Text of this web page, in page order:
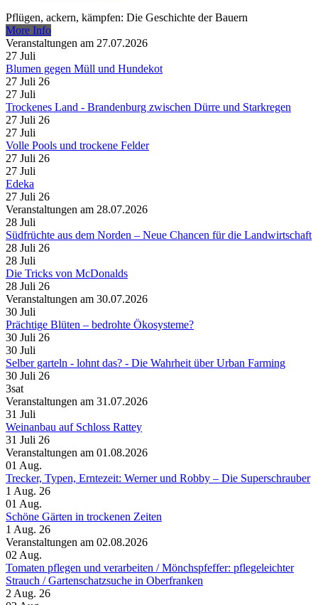
Pflügen, ackern, kämpfen: Die Geschichte der Bauern
More Info
Veranstaltungen am 27.07.2026
27 Juli
Blumen gegen Müll und Hundekot
27 Juli 26
27 Juli
Trockenes Land - Brandenburg zwischen Dürre und Starkregen
27 Juli 26
27 Juli
Volle Pools und trockene Felder
27 Juli 26
27 Juli
Edeka
27 Juli 26
Veranstaltungen am 28.07.2026
28 Juli
Südfrüchte aus dem Norden – Neue Chancen für die Landwirtschaft
28 Juli 26
28 Juli
Die Tricks von McDonalds
28 Juli 26
Veranstaltungen am 30.07.2026
30 Juli
Prächtige Blüten – bedrohte Ökosysteme?
30 Juli 26
30 Juli
Selber garteln - lohnt das? - Die Wahrheit über Urban Farming
30 Juli 26
3sat
Veranstaltungen am 31.07.2026
31 Juli
Weinanbau auf Schloss Rattey
31 Juli 26
Veranstaltungen am 01.08.2026
01 Aug.
Trecker, Typen, Erntezeit: Werner und Robby – Die Superschrauber
1 Aug. 26
01 Aug.
Schöne Gärten in trockenen Zeiten
1 Aug. 26
Veranstaltungen am 02.08.2026
02 Aug.
Tomaten pflegen und verarbeiten /​ Mönchspfeffer: pflegeleichter
Strauch /​ Gartenschatzsuche in Oberfranken
2 Aug. 26